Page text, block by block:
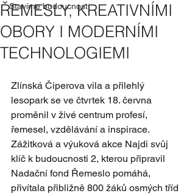
Stavíme budoucnost
ŘEMESLY, KREATIVNÍMI
OBORY I MODERNÍMI
TECHNOLOGIEMI
Zlínská Čiperova vila a přilehlý
lesopark se ve čtvrtek 18. června
proměnil v živé centrum profesí,
řemesel, vzdělávání a inspirace.
Zážitková a výuková akce Najdi svůj
klíč k budoucnosti 2, kterou připravil
Nadační fond Řemeslo pomáhá,
přivítala přibližně 800 žáků osmých tříd